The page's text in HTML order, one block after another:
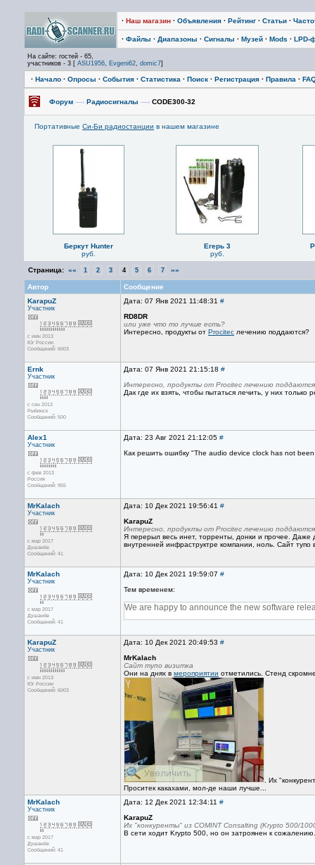
· Наш магазин · Объявления · Рейтинг · Статьи ·
· Файлы · Диапазоны · Сигналы · Музей · Mods · LPD-
На сайте: гостей - 65,
участников - 3 [ ASU1956, Evgeni62, domic7]
· Начало · Опросы · События · Статистика · Поиск · Регистрация · Правила ·
Форум —› Радиосигналы —› CODE300-32
Портативные Си-Би радиостанции в нашем магазине
Беркут Hunter
руб.
Егерь 3
руб.
Страница: «« 1 2 3 4 5 6 7 »»
Автор
Сообщение
KarapuZ
Участник
с июн 2013
Юг России
Сообщений: 6003
Дата: 07 Янв 2021 11:48:31 #
RD8DR
или уже что то лучше есть?
Интересно, продукты от Procitec лечению поддаются?
Ernk
Участник
с сен 2013
Рыбинск
Сообщений: 500
Дата: 07 Янв 2021 21:15:18 #
Интересно, продукты от Procitec лечению
Дак где их взять, чтобы пытаться лечить, у них только
Alex1
Участник
с фев 2013
Россия
Сообщений: 955
Дата: 23 Авг 2021 21:12:05 #
Как решить ошибку "The audio device clock has not
MrKalach
Участник
с мар 2017
Душанбе
Сообщений: 41
Дата: 10 Дек 2021 19:56:41 #
KarapuZ
Интересно, продукты от Procitec лечению
Я перерыл весь инет, торренты, донки и прочее.
внутренней инфраструктре компании, ноль. Сайт тупо
MrKalach
Участник
с мар 2017
Душанбе
Сообщений: 41
Дата: 10 Дек 2021 19:59:07 #
Тем временем:
We are happy to announce the new software
KarapuZ
Участник
с июн 2013
Юг России
Сообщений: 6003
Дата: 10 Дек 2021 20:49:53 #
MrKalach
Сайт тупо визитка
Они на днях в мероприятии отметились. Стенд
. Их
Проситек какахами, мол-де наши лучше...
MrKalach
Участник
с мар 2017
Душанбе
Сообщений: 41
Дата: 12 Дек 2021 12:34:11 #
KarapuZ
Их "конкуренты" из COMINT Consalting (Krypto 500/
В сети ходит Krypto 500, но он затроянен к